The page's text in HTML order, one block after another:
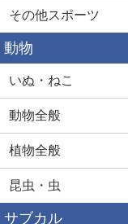
その他スポーツ
動物
いぬ・ねこ
動物全般
植物全般
昆虫・虫
サブカル